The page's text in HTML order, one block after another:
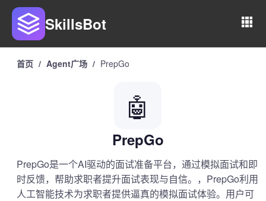
SkillsBot
首页 / Agent广场 / PrepGo
🤖
PrepGo
PrepGo是一个AI驱动的面试准备平台，通过模拟面试和即
时反馈，帮助求职者提升面试表现与自信。，PrepGo利用
人工智能技术为求职者提供逼真的模拟面试体验。用户可